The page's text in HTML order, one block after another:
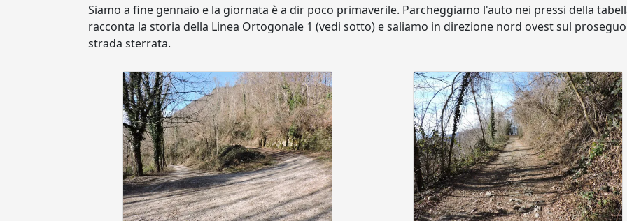
Siamo a fine gennaio e la giornata è a dir poco primaverile. Parcheggiamo l'auto nei pressi della
racconta la storia della Linea Ortogonale 1 (vedi sotto) e saliamo in direzione nord ovest sul
strada sterrata.